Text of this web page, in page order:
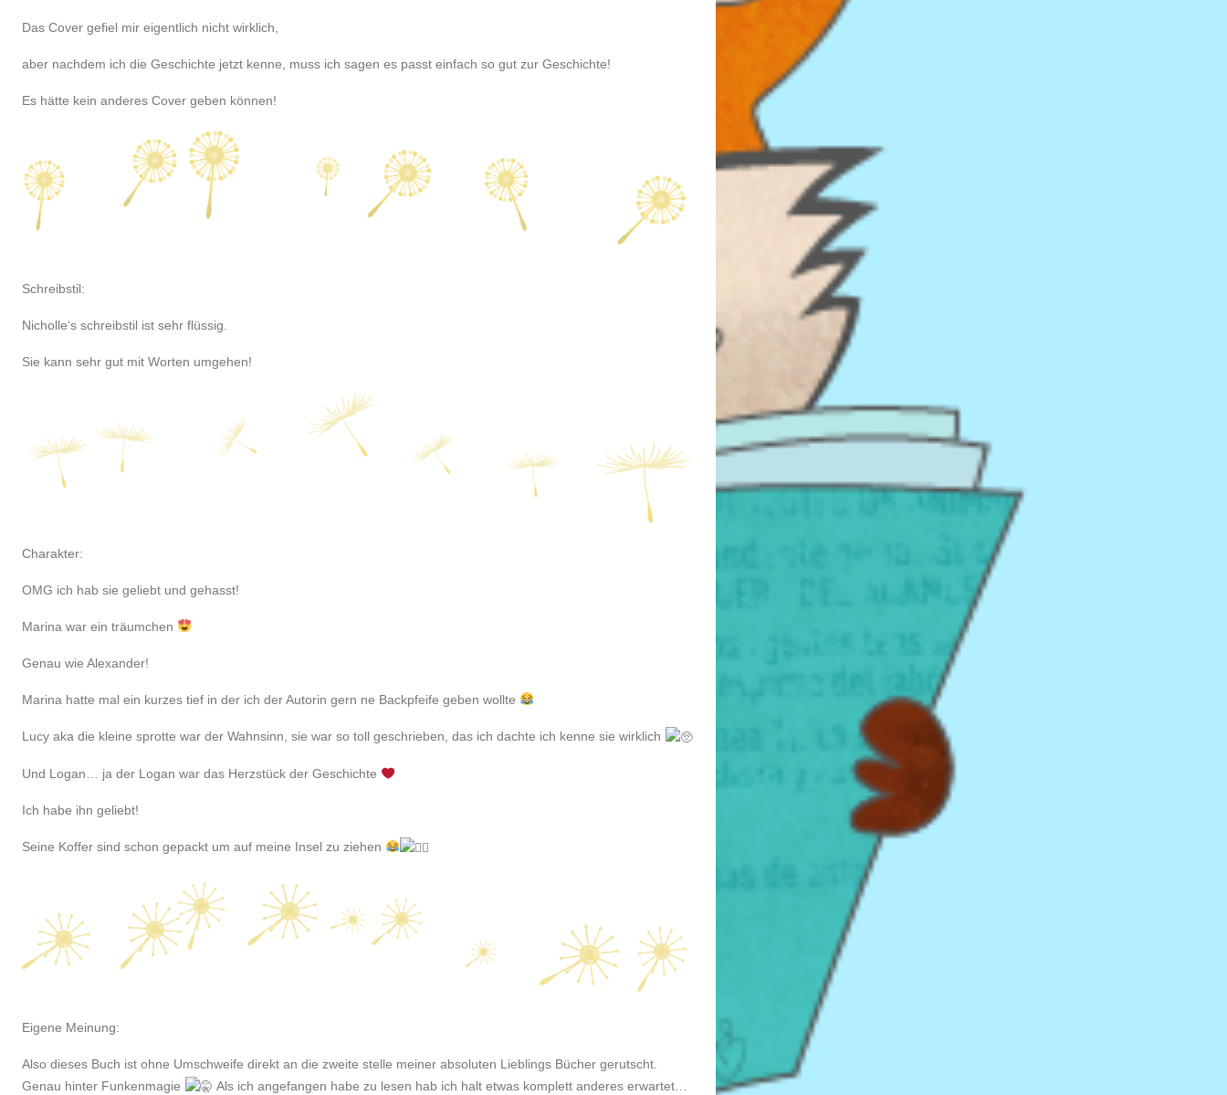
Das Cover gefiel mir eigentlich nicht wirklich,
aber nachdem ich die Geschichte jetzt kenne, muss ich sagen es passt einfach so gut zur Geschichte!
Es hätte kein anderes Cover geben können!
Schreibstil:
Nicholle‘s schreibstil ist sehr flüssig.
Sie kann sehr gut mit Worten umgehen!
Charakter:
OMG ich hab sie geliebt und gehasst!
Marina war ein träumchen
Genau wie Alexander!
Marina hatte mal ein kurzes tief in der ich der Autorin gern ne Backpfeife geben wollte
Lucy aka die kleine sprotte war der Wahnsinn, sie war so toll geschrieben, das ich dachte ich kenne sie wirklich
Und Logan… ja der Logan war das Herzstück der Geschichte
Ich habe ihn geliebt!
Seine Koffer sind schon gepackt um auf meine Insel zu ziehen
Eigene Meinung:
Also dieses Buch ist ohne Umschweife direkt an die zweite stelle meiner absoluten Lieblings Bücher gerutscht.
Genau hinter Funkenmagie
Als ich angefangen habe zu lesen hab ich halt etwas komplett anderes erwartet…